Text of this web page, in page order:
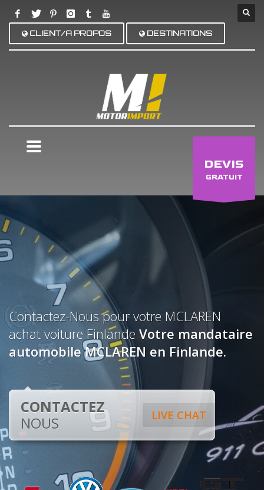
CLIENT/A PROPOS DESTINATIONS
DEVIS
GRATUIT
Contactez-Nous pour votre MCLAREN
achat voiture Finlande Votre mandataire
automobile MCLAREN en Finlande.
LIVE CHAT
CONTACTEZ
NOUS